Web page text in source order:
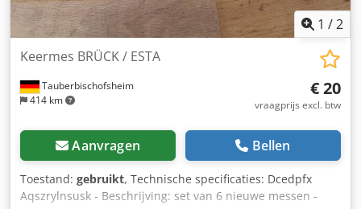
1 /2
Tauberbischofsheim
414 km
Keermes BRÜCK / ESTA
€ 20
vraagprijs excl. btw
Aanvragen Bellen
Toestand: gebruikt, Technische specificaties: Dcedpfx
Aqszrylnsusk - Beschrijving: set van 6 nieuwe messen -